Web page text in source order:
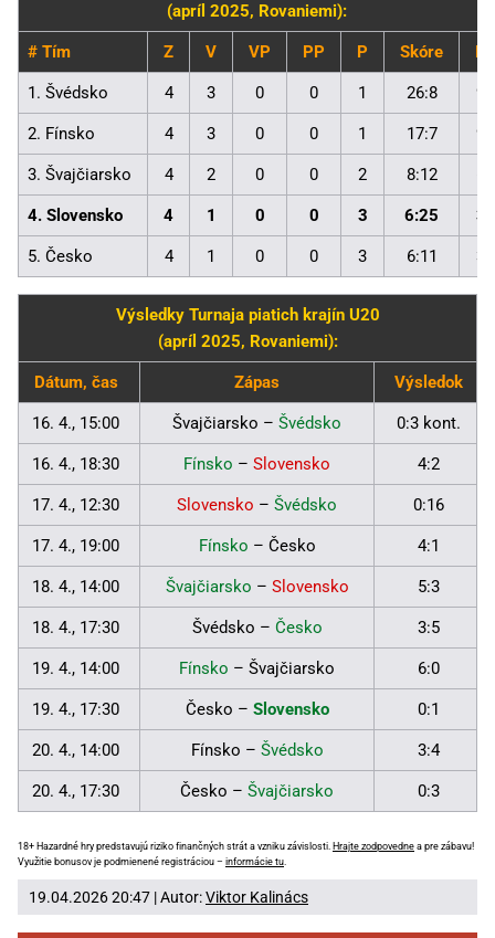
(apríl 2025, Rovaniemi):
# Tím Z V VP PP P Skóre B
1. Švédsko 4 3 0 0 1 26:8 9
2. Fínsko 4 3 0 0 1 17:7 9
3. Švajčiarsko 4 2 0 0 2 8:12
4. Slovensko 4 1 0 0 3 6:25 3
5. Česko 4 1 0 0 3 6:11 3
Výsledky Turnaja piatich krajín U20
(apríl 2025, Rovaniemi):
Dátum, čas Zápas Výsledok
16. 4., 15:00 Švajčiarsko – Švédsko 0:3 kont.
16. 4., 18:30 Fínsko – Slovensko 4:2
17. 4., 12:30 Slovensko – Švédsko 0:16
17. 4., 19:00 Fínsko – Česko 4:1
18. 4., 14:00 Švajčiarsko – Slovensko 5:3
18. 4., 17:30 Švédsko – Česko 3:5
19. 4., 14:00 Fínsko – Švajčiarsko 6:0
19. 4., 17:30 Česko – Slovensko 0:1
20. 4., 14:00 Fínsko – Švédsko 3:4
20. 4., 17:30 Česko – Švajčiarsko 0:3
18+ Hazardné hry predstavujú riziko finančných strát a vzniku závislosti. Hrajte zodpovedne a pre zábavu!
Využitie bonusov je podmienené registráciou – informácie tu.
19.04.2026 20:47 | Autor:Viktor Kalinács